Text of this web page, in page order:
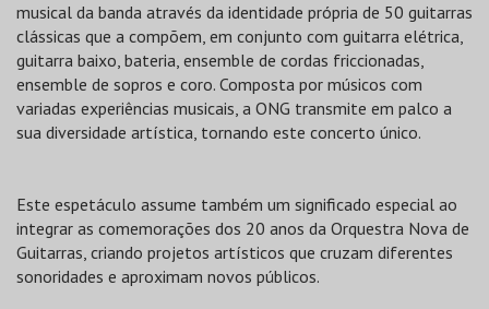
musical da banda através da identidade própria de 50 guitarras
clássicas que a compõem, em conjunto com guitarra elétrica,
guitarra baixo, bateria, ensemble de cordas friccionadas,
ensemble de sopros e coro. Composta por músicos com
variadas experiências musicais, a ONG transmite em palco a
sua diversidade artística, tornando este concerto único.
Este espetáculo assume também um significado especial ao
integrar as comemorações dos 20 anos da Orquestra Nova de
Guitarras, criando projetos artísticos que cruzam diferentes
sonoridades e aproximam novos públicos.